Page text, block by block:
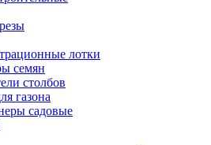
лотки
семян
столбов
газона
садовые